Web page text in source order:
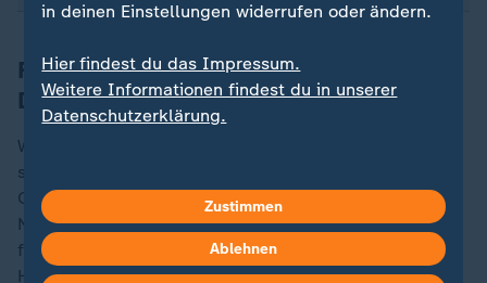
Für welche Haushalte sind
Dampfreiniger zu empfehlen?
Wer sich einen Dampfreiniger zulegen möchte, sollte
sich im Vorfeld Gedanken darüber machen, wo das
Gerät eingesetzt werden soll. Laut Haushaltsexpertin
Nadia Bouraoui-Gretter sind Dampfreiniger vor allem
für Haushalte zu empfehlen, in denen Kinder oder
Haustiereleben. Schließlich könne man mit den
in deinen Einstellungen widerrufen oder ändern.
Hier findest du das Impressum.
Weitere Informationen findest du in unserer
Datenschutzerklärung.
Zustimmen
Ablehnen